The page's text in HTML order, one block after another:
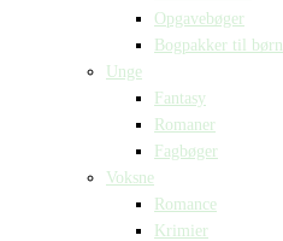
Opgavebøger
Bogpakker til børn
Unge
Fantasy
Romaner
Fagbøger
Voksne
Romance
Krimier